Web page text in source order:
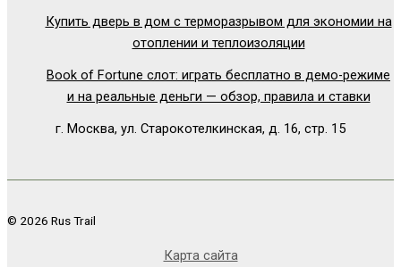
Купить дверь в дом с терморазрывом для экономии на
отоплении и теплоизоляции
Book of Fortune слот: играть бесплатно в демо-режиме
и на реальные деньги — обзор, правила и ставки
г. Москва, ул. Старокотелкинская, д. 16, стр. 15
© 2026 Rus Trail
Карта сайта